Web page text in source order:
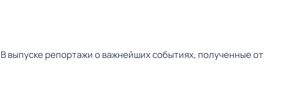
выпуске репортажи о важнейших событиях, полученные от